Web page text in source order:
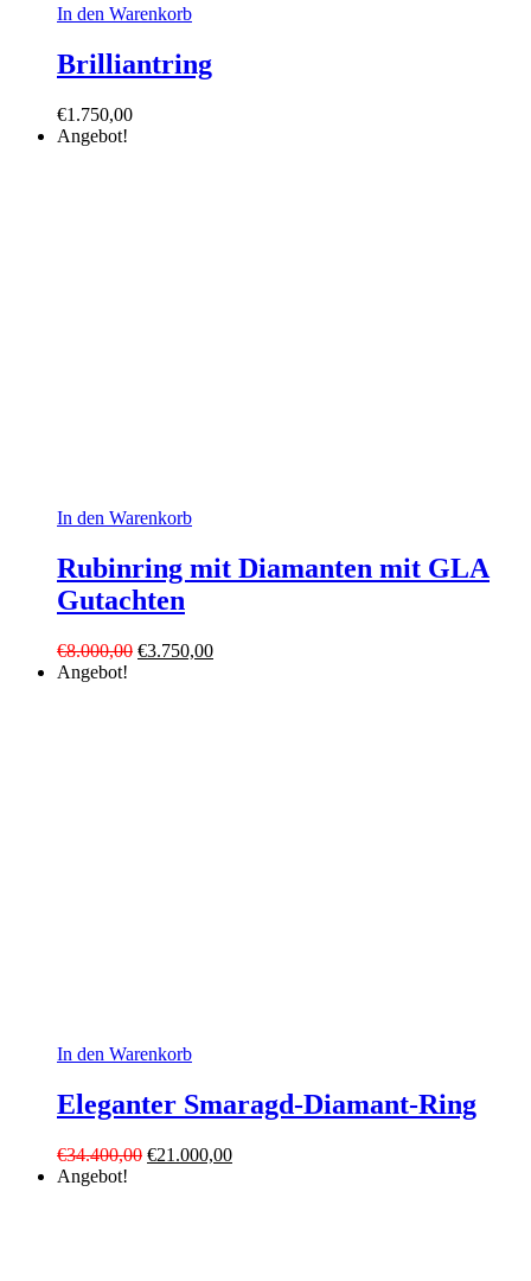
In den Warenkorb
Brilliantring
€1.750,00
Angebot!
In den Warenkorb
Rubinring mit Diamanten mit GLA
Gutachten
€8.000,00 Ursprünglicher
€3.750,00Aktueller
Angebot!
In den Warenkorb
Eleganter Smaragd-Diamant-Ring
€34.400,00 Ursprünglicher
€21.000,00Aktueller
Angebot!